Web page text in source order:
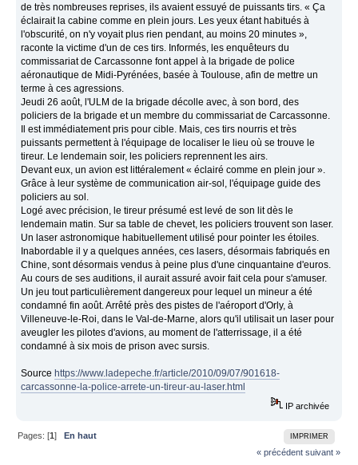
de très nombreuses reprises, ils avaient essuyé de puissants tirs. « Ça
éclairait la cabine comme en plein jours. Les yeux étant habitués à
l'obscurité, on n'y voyait plus rien pendant, au moins 20 minutes »,
raconte la victime d'un de ces tirs. Informés, les enquêteurs du
commissariat de Carcassonne font appel à la brigade de police
aéronautique de Midi-Pyrénées, basée à Toulouse, afin de mettre un
terme à ces agressions.
Jeudi 26 août, l'ULM de la brigade décolle avec, à son bord, des
policiers de la brigade et un membre du commissariat de Carcassonne.
Il est immédiatement pris pour cible. Mais, ces tirs nourris et très
puissants permettent à l'équipage de localiser le lieu où se trouve le
tireur. Le lendemain soir, les policiers reprennent les airs.
Devant eux, un avion est littéralement « éclairé comme en plein jour ».
Grâce à leur système de communication air-sol, l'équipage guide des
policiers au sol.
Logé avec précision, le tireur présumé est levé de son lit dès le
lendemain matin. Sur sa table de chevet, les policiers trouvent son laser.
Un laser astronomique habituellement utilisé pour pointer les étoiles.
Inabordable il y a quelques années, ces lasers, désormais fabriqués en
Chine, sont désormais vendus à peine plus d'une cinquantaine d'euros.
Au cours de ses auditions, il aurait assuré avoir fait cela pour s'amuser.
Un jeu tout particulièrement dangereux pour lequel un mineur a été
condamné fin août. Arrêté près des pistes de l'aéroport d'Orly, à
Villeneuve-le-Roi, dans le Val-de-Marne, alors qu'il utilisait un laser pour
aveugler les pilotes d'avions, au moment de l'atterrissage, il a été
condamné à six mois de prison avec sursis.
Sourcehttps://www.ladepeche.fr/article/2010/09/07/901618-
carcassonne-la-police-arrete-un-tireur-au-laser.html
IP archivée
IMPRIMER
Pages: [1]En haut
« précédent suivant »